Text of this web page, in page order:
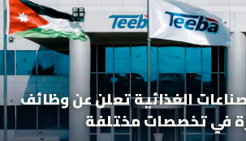
الغذائية تعلن عن وظائف
في تخصصات مختلفة